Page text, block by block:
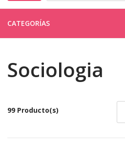
CATEGORÍAS
Sociologia
99 Producto(s)